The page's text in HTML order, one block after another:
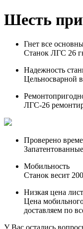
Шесть
Гнет все
Станок ЛГС 26
Надежность
Цельносварной
ЛГС-26
Проверено
Мобильность
Станок весит
Низкая цена
Цена
доставляем по
У Вас остались